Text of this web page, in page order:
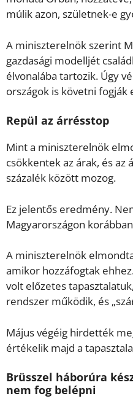
múlik azon, születnek-e
A miniszterelnök szerint
gazdasági modelljét
élvonalába tartozik. Úgy
országok is követni fogják
Repül az árrésstop
Mint a miniszterelnök
csökkentek az árak, és az
százalék között mozog.
Ez jelentős eredmény.
Magyarországon
A miniszterelnök
amikor hozzáfogtak
volt előzetes
rendszer működik, és
Május végéig hirdették
értékelik majd a
Brüsszel háborúra
nem fog belépni